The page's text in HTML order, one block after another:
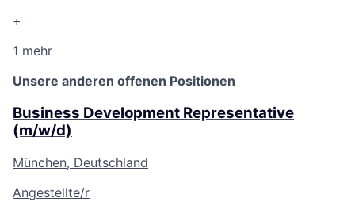
+
1 mehr
Unsere anderen offenen Positionen
Business Development Representative
(m/w/d)
München, Deutschland
Angestellte/r